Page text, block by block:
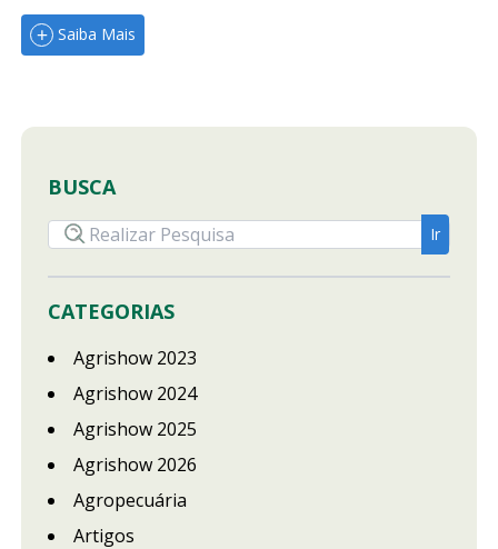
Saiba Mais
BUSCA
CATEGORIAS
Agrishow 2023
Agrishow 2024
Agrishow 2025
Agrishow 2026
Agropecuária
Artigos